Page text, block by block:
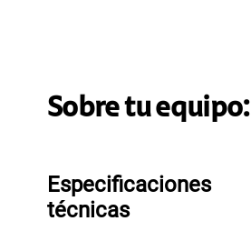
Sobre tu equipo:
Especificaciones
técnicas